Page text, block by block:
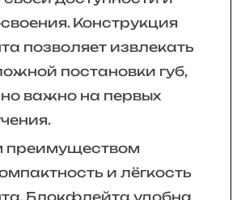
Конструкция
позволяет извлекать
постановки губ,
важно на первых
преимуществом
и лёгкость